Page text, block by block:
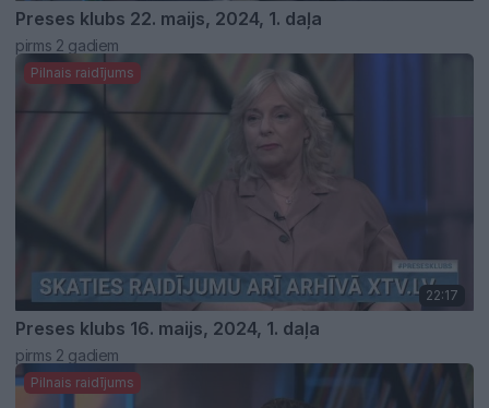
Preses klubs 22. maijs, 2024, 1. daļa
pirms 2 gadiem
Pilnais raidījums
22:17
Preses klubs 16. maijs, 2024, 1. daļa
pirms 2 gadiem
Pilnais raidījums